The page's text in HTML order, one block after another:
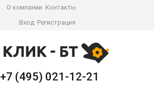
О компании Контакты
Вход Регистрация
+7 (495) 021-12-21